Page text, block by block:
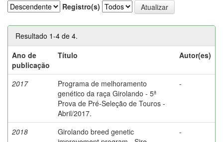
Registro(s)
Resultado 1-4 de 4.
Ano de
publicação
Título Autor(es)
2017
Programa de melhoramento
genético da raça Girolando - 5ª
Prova de Pré-Seleção de Touros -
Abril/2017.
-
2018
Girolando breed genetic
-